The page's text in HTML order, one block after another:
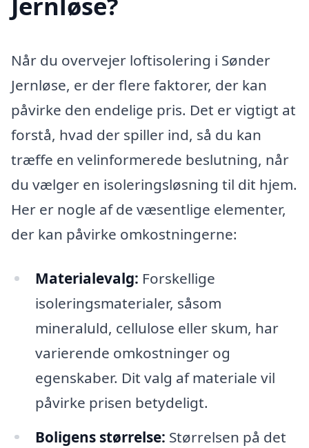
Når du overvejer loftisolering i Sønder
Jernløse, er der flere faktorer, der kan
påvirke den endelige pris. Det er vigtigt at
forstå, hvad der spiller ind, så du kan
træffe en velinformerede beslutning, når
du vælger en isoleringsløsning til dit hjem.
Her er nogle af de væsentlige elementer,
der kan påvirke omkostningerne:
Materialevalg: Forskellige
isoleringsmaterialer, såsom
mineraluld, cellulose eller skum, har
varierende omkostninger og
egenskaber. Dit valg af materiale vil
påvirke prisen betydeligt.
Boligens størrelse: Størrelsen på det